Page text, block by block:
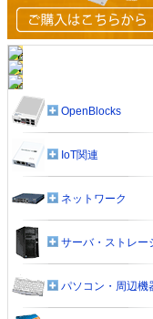
OpenBlocks
IoT関連
ネットワーク
サーバ・ストレー
パソコン・周辺機